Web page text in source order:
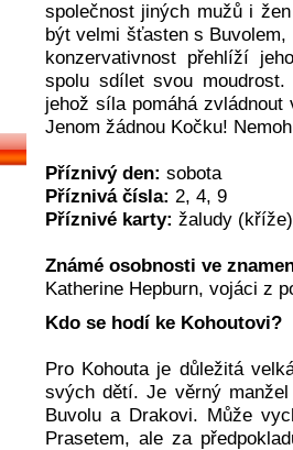
společnost jiných mužů i
být velmi šťasten s
konzervativnost přehlíží
spolu sdílet svou
jehož síla pomáhá
Jenom žádnou Kočku!
Příznivý den: sobota
Příznivá čísla: 2, 4, 9
Příznivé karty: žaludy
Známé osobnosti ve
Katherine Hepburn, vojáci z
Kdo se hodí ke Kohoutovi?
Pro Kohouta je důležitá
svých dětí. Je věrný
Buvolu a Drakovi. Může
Prasetem, ale za